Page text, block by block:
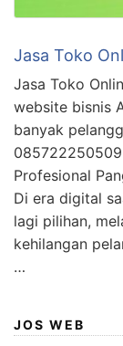
Jasa Toko
Jasa Toko
website bisnis
banyak
Profesional
Di era digital
lagi pilihan,
kehilangan
…
JOS WEB